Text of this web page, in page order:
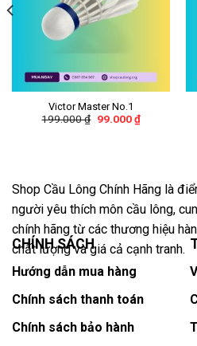
Victor Master No.1
199.000₫ 99.000₫
Shop Cầu Lông Chính Hãng là
người yêu thích môn cầu lông,
chính hãng từ các thương hiệu
chất lượng và giá cả cạnh tranh.
CHÍNH SÁCH
Hướng dẫn mua hàng
Chính sách thanh toán
Chính sách bảo hành